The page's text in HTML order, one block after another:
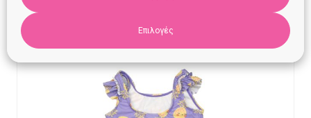
Επιλογές